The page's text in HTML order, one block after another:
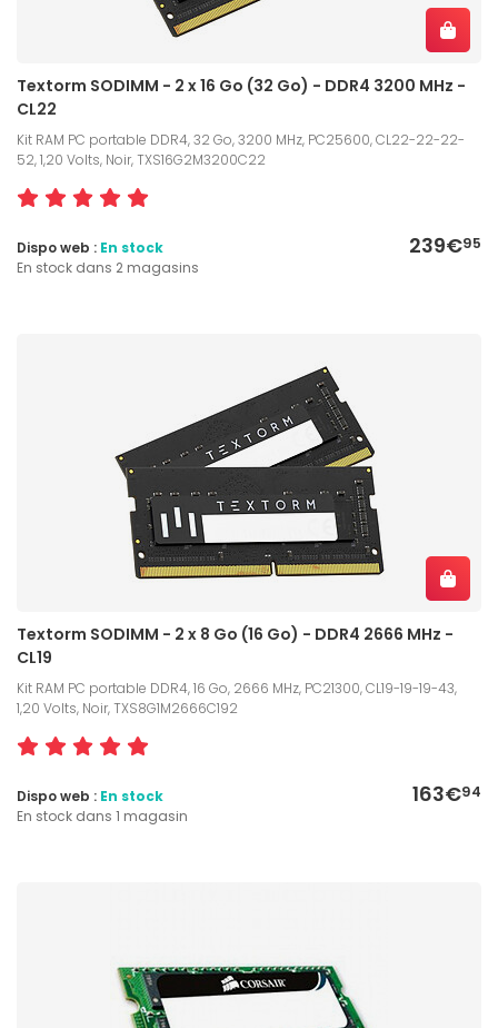
Textorm SODIMM - 2 x 16 Go (32 Go) - DDR4 3200 MHz -
CL22
Kit RAM PC portable DDR4, 32 Go, 3200 MHz, PC25600, CL22-22-22-
52, 1,20 Volts, Noir, TXS16G2M3200C22
239€95
Dispo web : En stock
En stock dans 2 magasins
Textorm SODIMM - 2 x 8 Go (16 Go) - DDR4 2666 MHz -
CL19
Kit RAM PC portable DDR4, 16 Go, 2666 MHz, PC21300, CL19-19-19-43,
1,20 Volts, Noir, TXS8G1M2666C192
163€94
Dispo web : En stock
En stock dans 1 magasin